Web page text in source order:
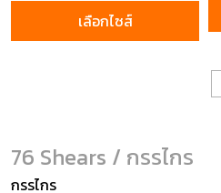
เลือกไซส์
76 Shears / กรรไกร
กรรไกร